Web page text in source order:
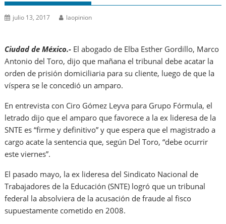
julio 13, 2017 laopinion
Ciudad de México.- El abogado de Elba Esther Gordillo, Marco
Antonio del Toro, dijo que mañana el tribunal debe acatar la
orden de prisión domiciliaria para su cliente, luego de que la
víspera se le concedió un amparo.
En entrevista con Ciro Gómez Leyva para Grupo Fórmula, el
letrado dijo que el amparo que favorece a la ex lideresa de la
SNTE es “firme y definitivo” y que espera que el magistrado a
cargo acate la sentencia que, según Del Toro, “debe ocurrir
este viernes”.
El pasado mayo, la ex lideresa del Sindicato Nacional de
Trabajadores de la Educación (SNTE) logró que un tribunal
federal la absolviera de la acusación de fraude al fisco
supuestamente cometido en 2008.